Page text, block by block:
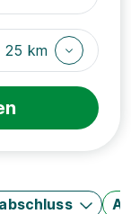
25 km